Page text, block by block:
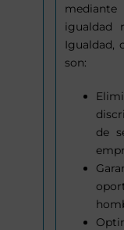
igualdad
Igualdad,
son:
de